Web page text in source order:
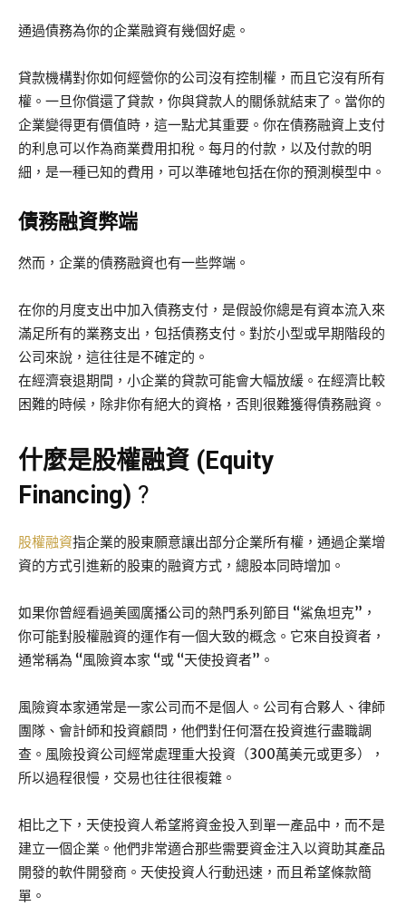
通過債務為你的企業融資有幾個好處。
貸款機構對你如何經營你的公司沒有控制權，而且它沒有所有
權。一旦你償還了貸款，你與貸款人的關係就結束了。當你的
企業變得更有價值時，這一點尤其重要。你在債務融資上支付
的利息可以作為商業費用扣稅。每月的付款，以及付款的明
細，是一種已知的費用，可以準確地包括在你的預測模型中。
債務融資弊端
然而，企業的債務融資也有一些弊端。
在你的月度支出中加入債務支付，是假設你總是有資本流入來
滿足所有的業務支出，包括債務支付。對於小型或早期階段的
公司來說，這往往是不確定的。
在經濟衰退期間，小企業的貸款可能會大幅放緩。在經濟比較
困難的時候，除非你有絕大的資格，否則很難獲得債務融資。
什麼是股權融資 (Equity
Financing) ?
股權融資指企業的股東願意讓出部分企業所有權，通過企業增
資的方式引進新的股東的融資方式，總股本同時增加。
如果你曾經看過美國廣播公司的熱門系列節目 “鯊魚坦克”，
你可能對股權融資的運作有一個大致的概念。它來自投資者，
通常稱為 “風險資本家 “或 “天使投資者”。
風險資本家通常是一家公司而不是個人。公司有合夥人、律師
團隊、會計師和投資顧問，他們對任何潛在投資進行盡職調
查。風險投資公司經常處理重大投資（300萬美元或更多），
所以過程很慢，交易也往往很複雜。
相比之下，天使投資人希望將資金投入到單一產品中，而不是
建立一個企業。他們非常適合那些需要資金注入以資助其產品
開發的軟件開發商。天使投資人行動迅速，而且希望條款簡
單。